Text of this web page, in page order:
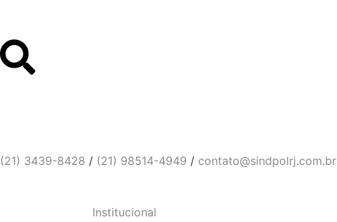
(21) 3439-8428 / (21) 98514-4949 / contato@sindpolrj.com.br
Institucional